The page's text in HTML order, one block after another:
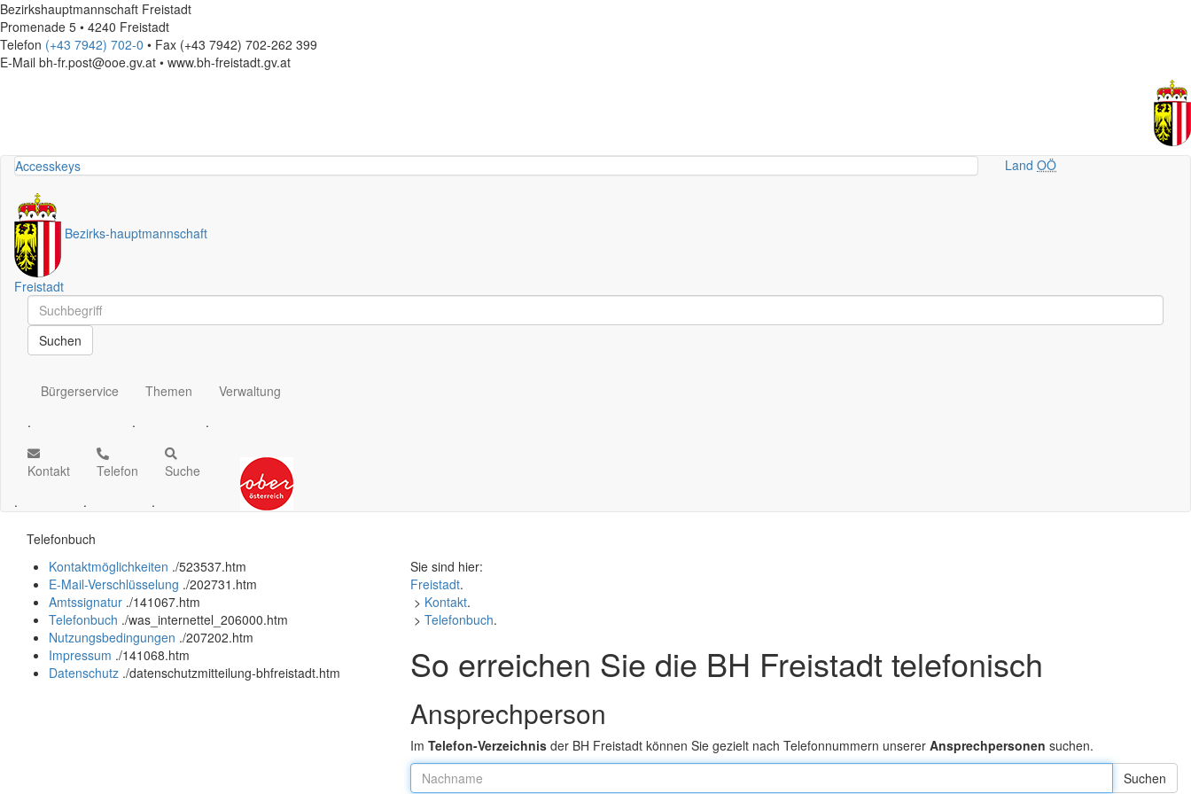
Bezirkshauptmannschaft Freistadt
Promenade 5 • 4240 Freistadt
Telefon (+43 7942) 702-0 • Fax (+43 7942) 702-262 399
E-Mail bh-fr.post@ooe.gv.at • www.bh-freistadt.gv.at
Accesskeys LandOÖ
Bezirks-hauptmannschaft
Freistadt
Schnellsuche
Schnellsuche
Suchen
Bürgerservice
.
Themen
.
Verwaltung
.
Kontakt
.
Telefon
.
Suche
.
Telefonbuch
Kontaktmöglichkeiten ./523537.htm
E-Mail-Verschlüsselung ./202731.htm
Amtssignatur ./141067.htm
Telefonbuch ./was_internettel_206000.htm
Nutzungsbedingungen ./207202.htm
Impressum ./141068.htm
Datenschutz ./datenschutzmitteilung-bhfreistadt.htm
Sie sind hier:
Freistadt.
> Kontakt.
> Telefonbuch.
So erreichen Sie die BH Freistadt telefonisch
Ansprechperson
Im Telefon-Verzeichnis der BH Freistadt können Sie gezielt nach Telefonnummern unserer Ansprechpersonen suchen.
Nachname: